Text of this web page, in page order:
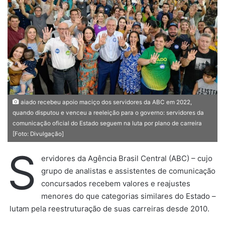
m
e
-
m
a
i
l
aiado recebeu apoio maciço dos servidores da ABC em 2022,
quando disputou e venceu a reeleição para o governo: servidores da
comunicação oficial do Estado seguem na luta por plano de carreira
[Foto: Divulgação]
S
ervidores da Agência Brasil Central (ABC) – cujo
grupo de analistas e assistentes de comunicação
concursados recebem valores e reajustes
menores do que categorias similares do Estado –
lutam pela reestruturação de suas carreiras desde 2010.